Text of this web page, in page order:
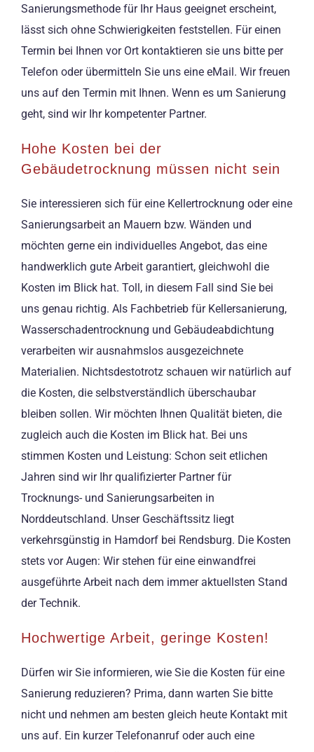
Sanierungsmethode für Ihr Haus geeignet erscheint,
lässt sich ohne Schwierigkeiten feststellen. Für einen
Termin bei Ihnen vor Ort kontaktieren sie uns bitte per
Telefon oder übermitteln Sie uns eine eMail. Wir freuen
uns auf den Termin mit Ihnen. Wenn es um Sanierung
geht, sind wir Ihr kompetenter Partner.
Hohe Kosten bei der
Gebäudetrocknung müssen nicht sein
Sie interessieren sich für eine Kellertrocknung oder eine
Sanierungsarbeit an Mauern bzw. Wänden und
möchten gerne ein individuelles Angebot, das eine
handwerklich gute Arbeit garantiert, gleichwohl die
Kosten im Blick hat. Toll, in diesem Fall sind Sie bei
uns genau richtig. Als Fachbetrieb für Kellersanierung,
Wasserschadentrocknung und Gebäudeabdichtung
verarbeiten wir ausnahmslos ausgezeichnete
Materialien. Nichtsdestotrotz schauen wir natürlich auf
die Kosten, die selbstverständlich überschaubar
bleiben sollen. Wir möchten Ihnen Qualität bieten, die
zugleich auch die Kosten im Blick hat. Bei uns
stimmen Kosten und Leistung: Schon seit etlichen
Jahren sind wir Ihr qualifizierter Partner für
Trocknungs- und Sanierungsarbeiten in
Norddeutschland. Unser Geschäftssitz liegt
verkehrsgünstig in Hamdorf bei Rendsburg. Die Kosten
stets vor Augen: Wir stehen für eine einwandfrei
ausgeführte Arbeit nach dem immer aktuellsten Stand
der Technik.
Hochwertige Arbeit, geringe Kosten!
Dürfen wir Sie informieren, wie Sie die Kosten für eine
Sanierung reduzieren? Prima, dann warten Sie bitte
nicht und nehmen am besten gleich heute Kontakt mit
uns auf. Ein kurzer Telefonanruf oder auch eine